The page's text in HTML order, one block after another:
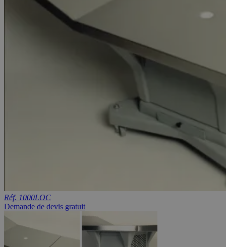
Réf. 1000LOC
Demande de devis gratuit